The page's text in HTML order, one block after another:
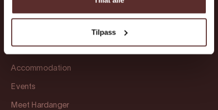
Tilpass
Accommodation
Events
Meet Hardanger